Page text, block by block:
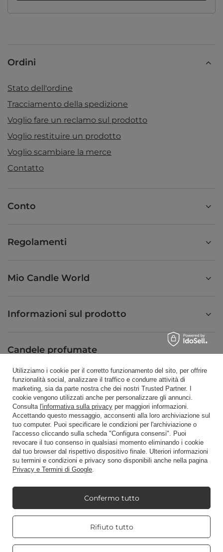
Ordini
Stato dell'ordine
Tracciamento della spedizione
Voglio fare un reclamo sul prodotto
Voglio restituire un prodotto
Voglio scambiare la merce
Contatto
Conto
Regolamenti
Mio Candle World
Informazioni sul prodotto
Candele profumate
Scorciatoia
Blog
Candle World,Tarnowska 23/2,61-323Poznań
Presentiamo i prezzi netti in negozio (IVA esclusa).
Utilizziamo i cookie per il corretto funzionamento del sito, per offrire
funzionalità social, analizzare il traffico e condurre attività di
marketing, sia da parte nostra che dei nostri Trusted Partner. I
cookie vengono utilizzati anche per personalizzare gli annunci.
Consulta l'informativa sulla privacy per maggiori informazioni.
Accettando questo messaggio, acconsenti alla loro archiviazione sul
tuo computer. Puoi specificare le condizioni per l'archiviazione o
l'accesso cliccando sulla scheda "Configura consensi". Puoi
revocare il tuo consenso in qualsiasi momento eliminando i cookie
dal tuo browser dal rispettivo dispositivo finale. Ulteriori informazioni
su termini e condizioni e privacy sono disponibili anche nella pagina
Privacy e Termini di Google.
Rifiuto tutto
Confermo tutto